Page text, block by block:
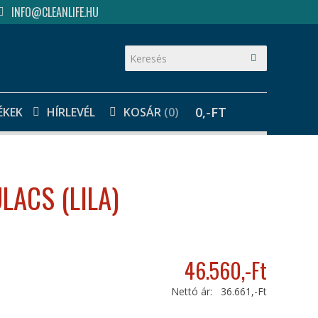
INFO@CLEANLIFE.HU
HÍRLEVÉL KOSÁR 0 0,-FT
(LILA)
46.560,-Ft
Nettó ár: 36.661,-Ft